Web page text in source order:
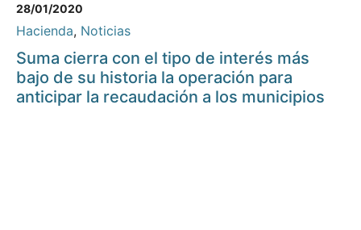
28/01/2020
Hacienda, Noticias
Suma cierra con el tipo de interés más
bajo de su historia la operación para
anticipar la recaudación a los municipios